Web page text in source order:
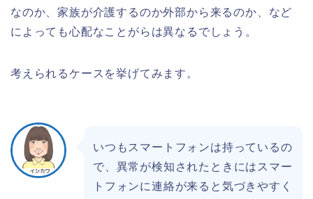
なのか、家族が介護するのか外部から来るのか、など
によっても心配なことがらは異なるでしょう。
考えられるケースを挙げてみます。
いつもスマートフォンは持っているの
で、異常が検知されたときにはスマー
トフォンに連絡が来ると気づきやすく